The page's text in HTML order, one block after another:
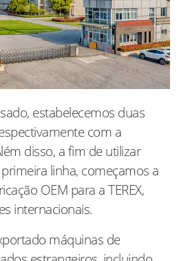
estabelecemos duas
com a
disso, a fim de utilizar
linha, começamos a
OEM para a TEREX,
internacionais.
máquinas de